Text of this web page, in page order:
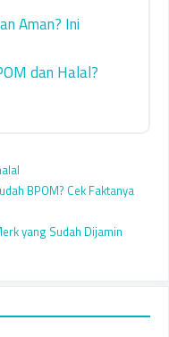
Aman? Ini
dan Halal?
BPOM? Cek Faktanya
yang Sudah Dijamin